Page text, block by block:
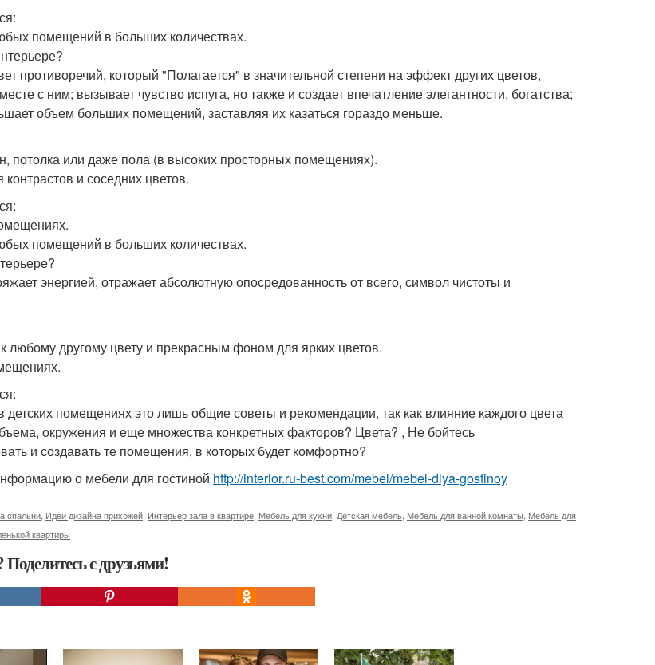
помещений в больших количествах.
противоречий, который "Полагается" в значительной степени на эффект других цветов,
с ним; вызывает чувство испуга, но также и создает впечатление элегантности, богатства;
объем больших помещений, заставляя их казаться гораздо меньше.
потолка или даже пола (в высоких просторных помещениях).
и соседних цветов.
помещений в больших количествах.
энергией, отражает абсолютную опосредованность от всего, символ чистоты и
любому другому цвету и прекрасным фоном для ярких цветов.
детских помещениях это лишь общие советы и рекомендации, так как влияние каждого цвета
окружения и еще множества конкретных факторов? Цвета? , Не бойтесь
и создавать те помещения, в которых будет комфортно?
о мебели для гостиной http://interior.ru-best.com/mebel/mebel-dlya-gostinoy
спальни Идеи дизайна прихожей Интерьер зала в квартире Мебель для кухни Детская мебель Мебель для ванной комнаты Мебель для
квартиры
с друзьями!